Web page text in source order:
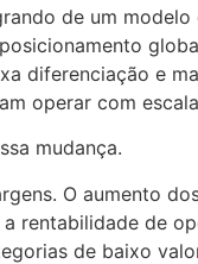
de um
diferenciação e
operar com
mudança.
O aumento
rentabilidade de
de baixo